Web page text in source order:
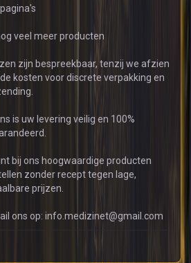
veel meer producten
zijn bespreekbaar, tenzij we afzien
kosten voor discrete verpakking en
is uw levering veilig en 100%
bij ons hoogwaardige producten
zonder recept tegen lage,
prijzen.
ons op: info.medizinet@gmail.com